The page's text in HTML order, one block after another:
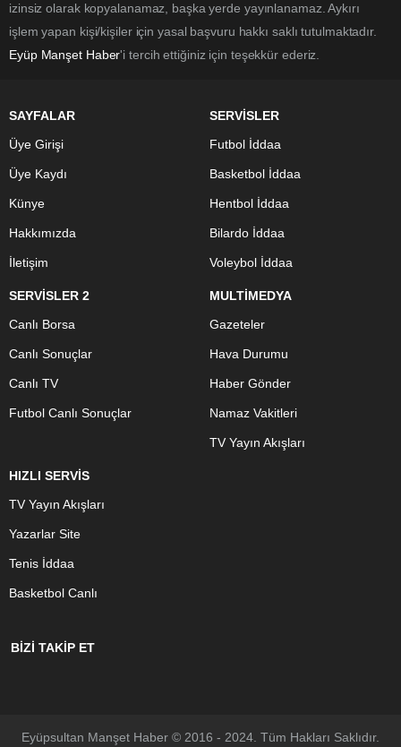
izinsiz olarak kopyalanamaz, başka yerde yayınlanamaz. Aykırı
işlem yapan kişi/kişiler için yasal başvuru hakkı saklı tutulmaktadır.
Eyüp Manşet Haber'i tercih ettiğiniz için teşekkür ederiz.
SAYFALAR
Üye Girişi
Üye Kaydı
Künye
Hakkımızda
İletişim
SERVİSLER
Futbol İddaa
Basketbol İddaa
Hentbol İddaa
Bilardo İddaa
Voleybol İddaa
SERVİSLER 2
Canlı Borsa
Canlı Sonuçlar
Canlı TV
Futbol Canlı Sonuçlar
MULTİMEDYA
Gazeteler
Hava Durumu
Haber Gönder
Namaz Vakitleri
TV Yayın Akışları
HIZLI SERVİS
TV Yayın Akışları
Yazarlar Site
Tenis İddaa
Basketbol Canlı
BİZİ TAKİP ET
Eyüpsultan Manşet Haber © 2016 - 2024. Tüm Hakları Saklıdır.